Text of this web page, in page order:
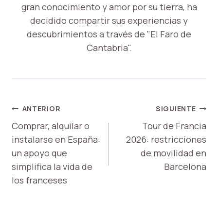
gran conocimiento y amor por su tierra, ha
decidido compartir sus experiencias y
descubrimientos a través de "El Faro de
Cantabria".
NAVEGACIÓN
DE
ENTRADAS
ANTERIOR
Comprar, alquilar o
instalarse en España:
un apoyo que
simplifica la vida de
los franceses
SIGUIENTE
Tour de Francia
2026: restricciones
de movilidad en
Barcelona